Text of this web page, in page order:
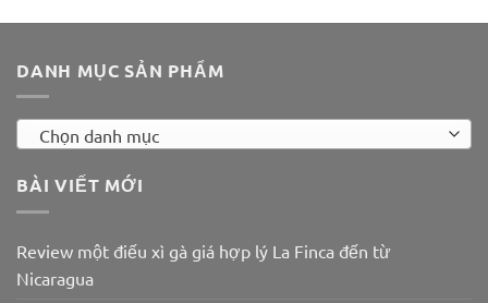
DANH MỤC SẢN PHẨM
Chọn danh mục
BÀI VIẾT MỚI
Review một điếu xì gà giá hợp lý La Finca đến từ
Nicaragua